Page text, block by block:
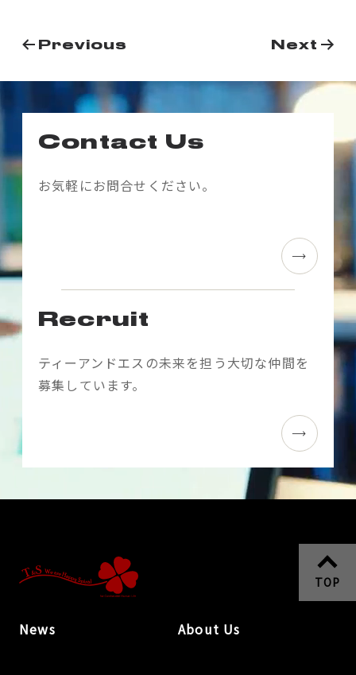
投
ゲ
ー
シ
ョ
ン
Previous Next
Contact Us
お気軽にお問合せください。
Recruit
ティーアンドエスの未来を担う大切な仲間を
募集しています。
News About Us
TOP